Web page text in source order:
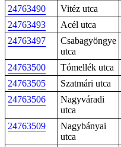
24763490
Vitéz utca
24763493
Acél utca
24763497
Csabagyöngye
utca
24763500 Tómellék utca
24763505
Szatmári utca
24763506
Nagyváradi
utca
24763509
Nagybányai
utca